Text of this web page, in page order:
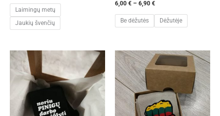
Laimingų metų
Jaukių švenčių
6,00 € – 6,90 €
Be dėžutės Dėžutėje